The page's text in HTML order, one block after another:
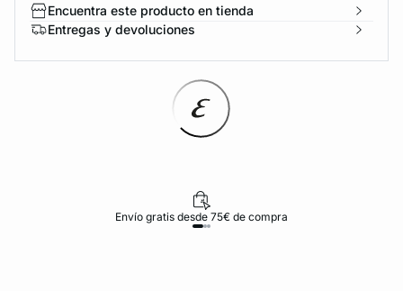
Encuentra este producto en tienda
Entregas y devoluciones
Envío gratis desde 75€ de compra